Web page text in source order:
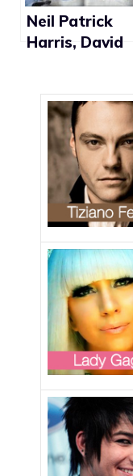
Neil Patrick
Harris, David
posano su
People